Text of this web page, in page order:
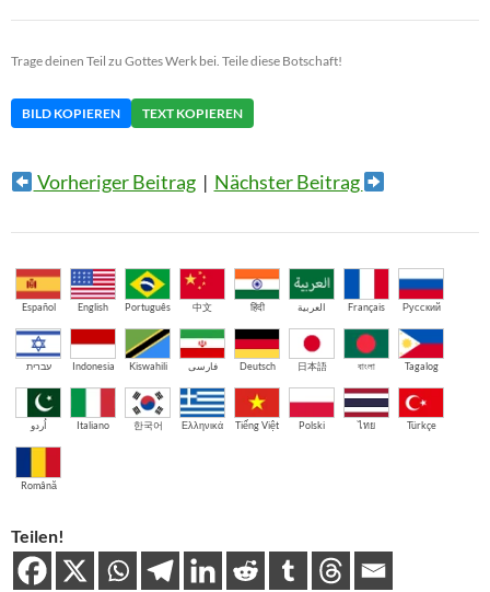
Trage deinen Teil zu Gottes Werk bei. Teile diese Botschaft!
BILD KOPIEREN TEXT KOPIEREN
Vorheriger Beitrag| Nächster Beitrag
Español English Português 中文 हिंदी العربية Français Русский
עברית Indonesia Kiswahili فارسی Deutsch 日本語 বাংলা Tagalog
اُردو Italiano 한국어 Ελληνικά Tiếng Việt Polski ไทย Türkçe
Română
Teilen!